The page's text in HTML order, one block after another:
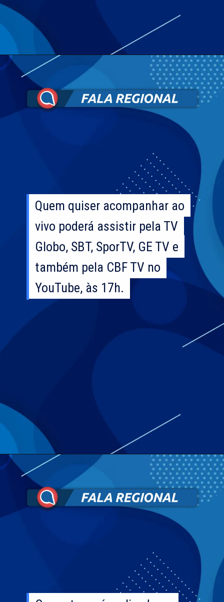
Quem quiser acompanhar ao
vivo poderá assistir pela TV
Globo, SBT, SporTV, GE TV e
também pela CBF TV no
YouTube, às 17h.
Quem quiser acompanhar ao
vivo poderá assistir pela TV
Globo, SBT, SporTV, GE TV e
também pela CBF TV no
YouTube, às 17h.